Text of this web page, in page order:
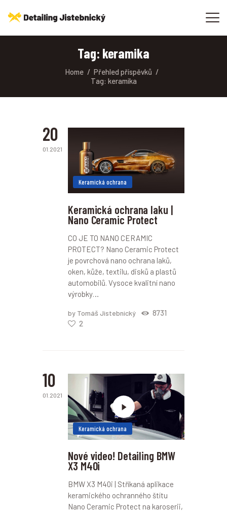
Tag: keramika
Home
Přehled příspěvků
Tag: keramika
SLUŽBY
20
01.2021
Keramická ochrana
Keramická ochrana laku |
Nano Ceramic Protect
CO JE TO NANO CERAMIC
PROTECT? Nano Ceramic Protect
je povrchová nano ochrana laků,
oken, kůže, textilu, disků a plastů
automobilů. Vysoce kvalitní nano
výrobky…
by Tomáš Jistebnický
8731
2
10
01.2021
Keramická ochrana
Nové video! Detailing BMW
X3 M40i
BMW X3 M40i | Stříkaná aplikace
keramického ochranného štítu
Nano Ceramic Protect na karoserii,